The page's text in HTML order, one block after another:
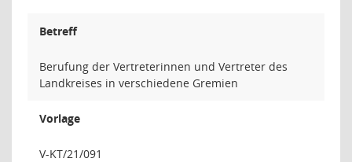
Betreff
Berufung der Vertreterinnen und Vertreter des
Landkreises in verschiedene Gremien
Vorlage
V-KT/21/091